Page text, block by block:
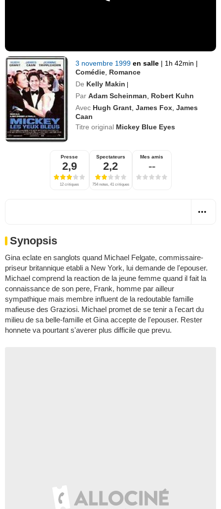
3 novembre 1999en salle | 1h 42min |
Comédie Romance
De Kelly Makin |
Par Adam Scheinman
Robert Kuhn
Avec Hugh Grant ,James Fox ,James
Caan
Titre original Mickey Blue Eyes
Presse
2,9
12 critiques
Spectateurs
2,2
754 notes, 41 critiques
Mes amis
--
Synopsis
Gina eclate en sanglots quand Michael Felgate, commissaire-
priseur britannique etabli a New York, lui demande de l'epouser.
Michael comprend la reaction de la jeune femme quand il fait la
connaissance de son pere, Frank, homme par ailleur
sympathique mais membre influent de la redoutable famille
mafieuse des Graziosi. Michael promet de se tenir a l'ecart du
milieu de sa belle-famille et Gina accepte de l'epouser. Rester
honnete va pourtant s'averer plus difficile que prevu.